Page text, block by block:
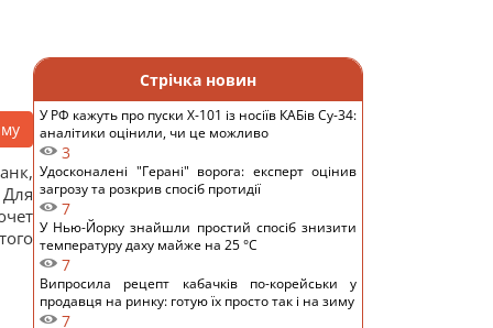
Стрічка новин
У РФ кажуть про пуски Х-101 із носіїв КАБів Су-34:
аналітики оцінили, чи це можливо
3
Удосконалені "Герані" ворога: експерт оцінив
загрозу та розкрив спосіб протидії
7
У Нью-Йорку знайшли простий спосіб знизити
температуру даху майже на 25 °C
7
Випросила рецепт кабачків по-корейськи у
продавця на ринку: готую їх просто так і на зиму
7